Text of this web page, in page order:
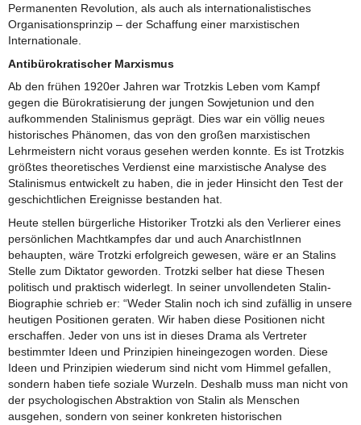
Permanenten Revolution, als auch als internationalistisches
Organisationsprinzip – der Schaffung einer marxistischen
Internationale.
Antibürokratischer Marxismus
Ab den frühen 1920er Jahren war Trotzkis Leben vom Kampf
gegen die Bürokratisierung der jungen Sowjetunion und den
aufkommenden Stalinismus geprägt. Dies war ein völlig neues
historisches Phänomen, das von den großen marxistischen
Lehrmeistern nicht voraus gesehen werden konnte. Es ist Trotzkis
größtes theoretisches Verdienst eine marxistische Analyse des
Stalinismus entwickelt zu haben, die in jeder Hinsicht den Test der
geschichtlichen Ereignisse bestanden hat.
Heute stellen bürgerliche Historiker Trotzki als den Verlierer eines
persönlichen Machtkampfes dar und auch AnarchistInnen
behaupten, wäre Trotzki erfolgreich gewesen, wäre er an Stalins
Stelle zum Diktator geworden. Trotzki selber hat diese Thesen
politisch und praktisch widerlegt. In seiner unvollendeten Stalin-
Biographie schrieb er: “Weder Stalin noch ich sind zufällig in unsere
heutigen Positionen geraten. Wir haben diese Positionen nicht
erschaffen. Jeder von uns ist in dieses Drama als Vertreter
bestimmter Ideen und Prinzipien hineingezogen worden. Diese
Ideen und Prinzipien wiederum sind nicht vom Himmel gefallen,
sondern haben tiefe soziale Wurzeln. Deshalb muss man nicht von
der psychologischen Abstraktion von Stalin als Menschen
ausgehen, sondern von seiner konkreten historischen